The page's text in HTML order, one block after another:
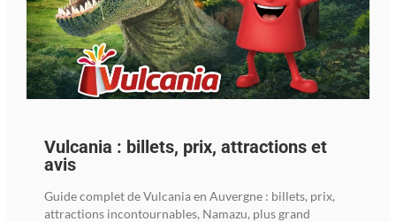
Vulcania : billets, prix, attractions et
avis
Guide complet de Vulcania en Auvergne : billets, prix,
attractions incontournables, Namazu, plus grand